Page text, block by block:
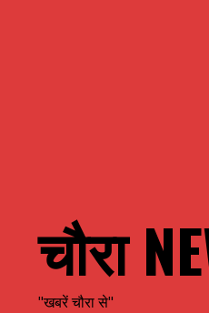
चौरा
"खबरें चौरा से"